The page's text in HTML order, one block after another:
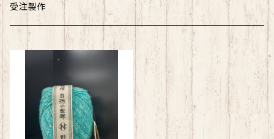
ウォッシュコットン
リッチモア
シルクフィリーノ
ストール
帽子
バッグ
帽子
受注製作